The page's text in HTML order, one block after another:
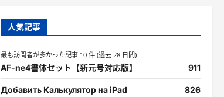
人気記事
最も訪問者が多かった記事 10 件 (過去 28 日間)
AF-ne4書体セット【新元号対応版】 911
Добавить Калькулятор на iPad 826